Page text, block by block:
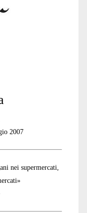
2007
nei supermercati,